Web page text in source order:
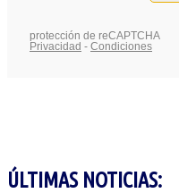
ÚLTIMAS NOTICIAS: